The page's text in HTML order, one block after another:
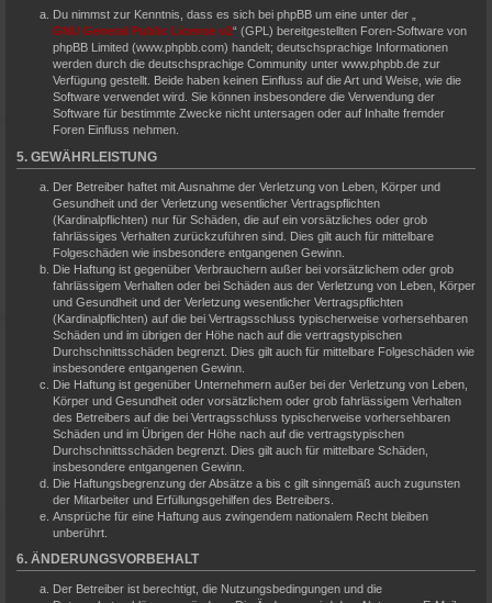
Du nimmst zur Kenntnis, dass es sich bei phpBB um eine unter der „
GNU General Public License v2“ (GPL) bereitgestellten Foren-Software von
phpBB Limited (www.phpbb.com) handelt; deutschsprachige Informationen
werden durch die deutschsprachige Community unter www.phpbb.de zur
Verfügung gestellt. Beide haben keinen Einfluss auf die Art und Weise, wie die
Software verwendet wird. Sie können insbesondere die Verwendung der
Software für bestimmte Zwecke nicht untersagen oder auf Inhalte fremder
Foren Einfluss nehmen.
5. GEWÄHRLEISTUNG
Der Betreiber haftet mit Ausnahme der Verletzung von Leben, Körper und
Gesundheit und der Verletzung wesentlicher Vertragspflichten
(Kardinalpflichten) nur für Schäden, die auf ein vorsätzliches oder grob
fahrlässiges Verhalten zurückzuführen sind. Dies gilt auch für mittelbare
Folgeschäden wie insbesondere entgangenen Gewinn.
Die Haftung ist gegenüber Verbrauchern außer bei vorsätzlichem oder grob
fahrlässigem Verhalten oder bei Schäden aus der Verletzung von Leben, Körper
und Gesundheit und der Verletzung wesentlicher Vertragspflichten
(Kardinalpflichten) auf die bei Vertragsschluss typischerweise vorhersehbaren
Schäden und im übrigen der Höhe nach auf die vertragstypischen
Durchschnittsschäden begrenzt. Dies gilt auch für mittelbare Folgeschäden wie
insbesondere entgangenen Gewinn.
Die Haftung ist gegenüber Unternehmern außer bei der Verletzung von Leben,
Körper und Gesundheit oder vorsätzlichem oder grob fahrlässigem Verhalten
des Betreibers auf die bei Vertragsschluss typischerweise vorhersehbaren
Schäden und im Übrigen der Höhe nach auf die vertragstypischen
Durchschnittsschäden begrenzt. Dies gilt auch für mittelbare Schäden,
insbesondere entgangenen Gewinn.
Die Haftungsbegrenzung der Absätze a bis c gilt sinngemäß auch zugunsten
der Mitarbeiter und Erfüllungsgehilfen des Betreibers.
Ansprüche für eine Haftung aus zwingendem nationalem Recht bleiben
unberührt.
6. ÄNDERUNGSVORBEHALT
Der Betreiber ist berechtigt, die Nutzungsbedingungen und die